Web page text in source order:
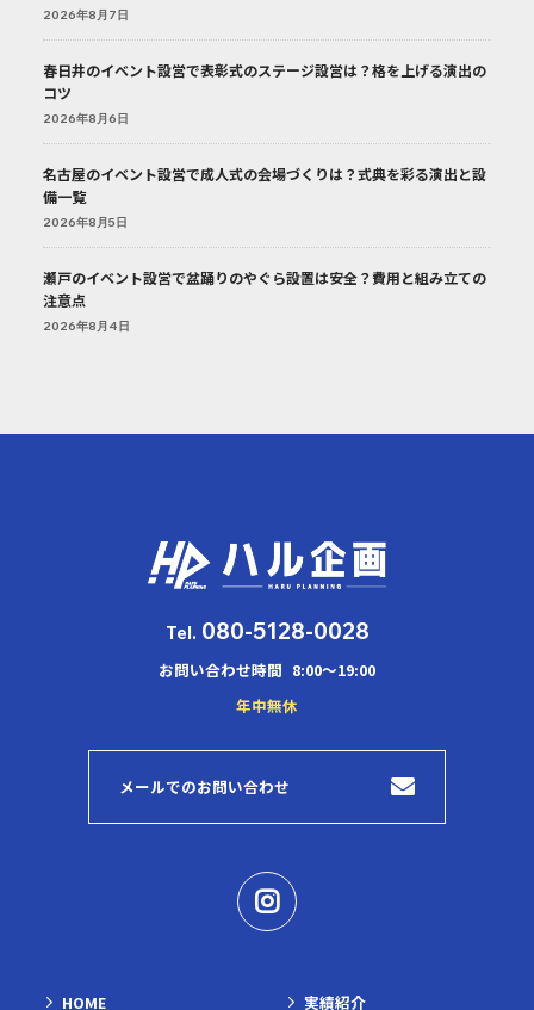
2026年8月7日
春日井のイベント設営で表彰式のステージ設営は？格を上げる演出の
コツ
2026年8月6日
名古屋のイベント設営で成人式の会場づくりは？式典を彩る演出と設
備一覧
2026年8月5日
瀬戸のイベント設営で盆踊りのやぐら設置は安全？費用と組み立ての
注意点
2026年8月4日
Tel. 080-5128-0028
お問い合わせ時間 8:00～19:00
年中無休
メールでのお問い合わせ
HOME 実績紹介